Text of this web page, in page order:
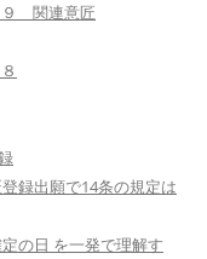
関連意匠
録出願で14条の規定は
の日 を一発で理解す